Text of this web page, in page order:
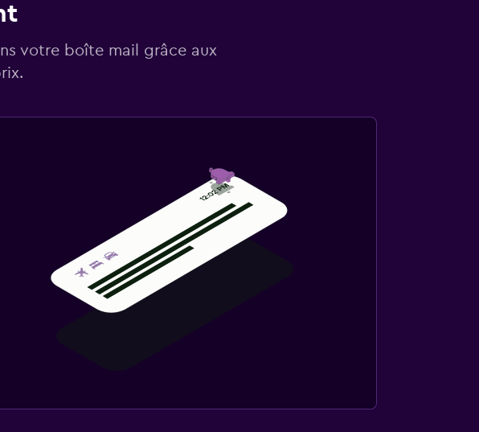
votre boîte mail grâce aux